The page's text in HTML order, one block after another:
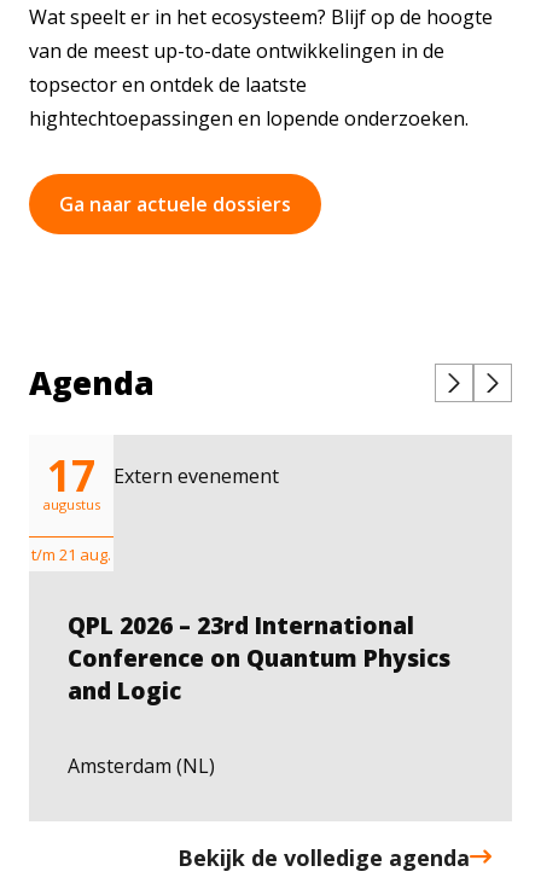
Wat speelt er in het ecosysteem? Blijf op de hoogte
van de meest up-to-date ontwikkelingen in de
topsector en ontdek de laatste
hightechtoepassingen en lopende onderzoeken.
Ga naar actuele dossiers
Agenda
17
augustus
t/m 21 aug.
Extern evenement
QPL 2026 – 23rd International
Conference on Quantum Physics
and Logic
Amsterdam (NL)
Bekijk de volledige agenda